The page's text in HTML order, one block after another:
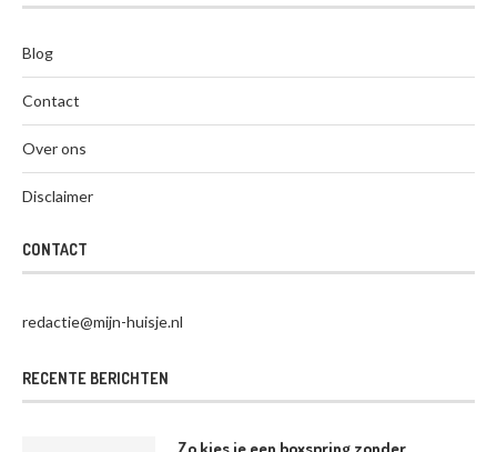
Blog
Contact
Over ons
Disclaimer
CONTACT
redactie@mijn-huisje.nl
RECENTE BERICHTEN